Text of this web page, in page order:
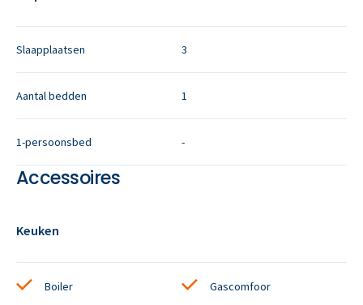
Slaapplaatsen 3
Aantal bedden 1
1-persoonsbed -
Accessoires
Keuken
Boiler Gascomfoor